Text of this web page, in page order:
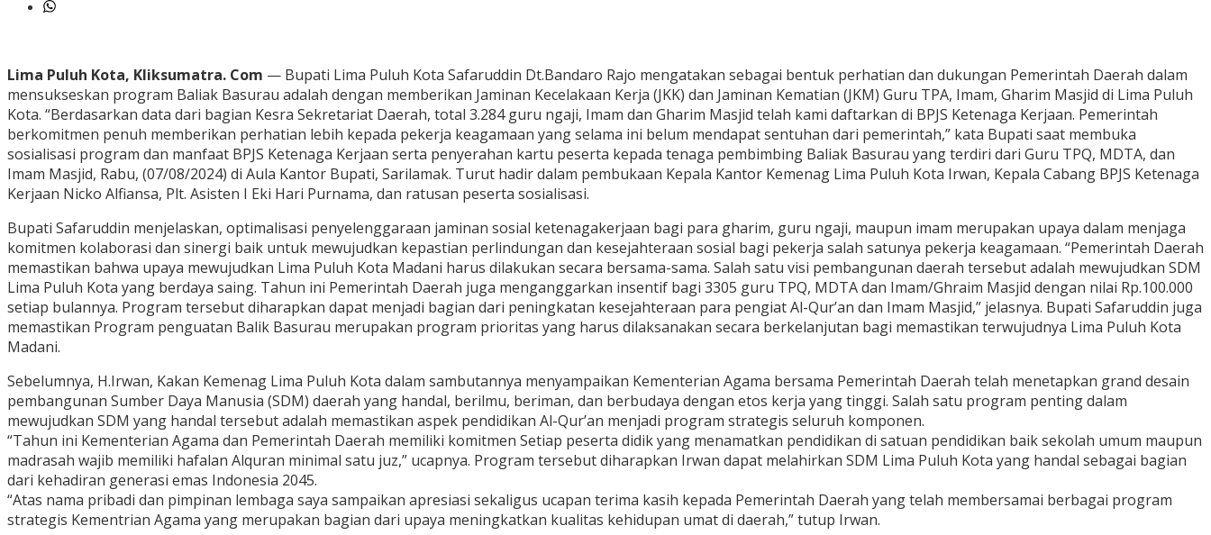
Lima Puluh Kota, Kliksumatra. Com — Bupati Lima Puluh Kota Safaruddin Dt.Bandaro Rajo mengatakan sebagai bentuk perhatian dan dukungan Pemerintah Daerah dalam
mensukseskan program Baliak Basurau adalah dengan memberikan Jaminan Kecelakaan Kerja (JKK) dan Jaminan Kematian (JKM) Guru TPA, Imam, Gharim Masjid di Lima Puluh
Kota. “Berdasarkan data dari bagian Kesra Sekretariat Daerah, total 3.284 guru ngaji, Imam dan Gharim Masjid telah kami daftarkan di BPJS Ketenaga Kerjaan. Pemerintah
berkomitmen penuh memberikan perhatian lebih kepada pekerja keagamaan yang selama ini belum mendapat sentuhan dari pemerintah,” kata Bupati saat membuka
sosialisasi program dan manfaat BPJS Ketenaga Kerjaan serta penyerahan kartu peserta kepada tenaga pembimbing Baliak Basurau yang terdiri dari Guru TPQ, MDTA, dan
Imam Masjid, Rabu, (07/08/2024) di Aula Kantor Bupati, Sarilamak. Turut hadir dalam pembukaan Kepala Kantor Kemenag Lima Puluh Kota Irwan, Kepala Cabang BPJS Ketenaga
Kerjaan Nicko Alfiansa, Plt. Asisten I Eki Hari Purnama, dan ratusan peserta sosialisasi.
Bupati Safaruddin menjelaskan, optimalisasi penyelenggaraan jaminan sosial ketenagakerjaan bagi para gharim, guru ngaji, maupun imam merupakan upaya dalam menjaga
komitmen kolaborasi dan sinergi baik untuk mewujudkan kepastian perlindungan dan kesejahteraan sosial bagi pekerja salah satunya pekerja keagamaan. “Pemerintah Daerah
memastikan bahwa upaya mewujudkan Lima Puluh Kota Madani harus dilakukan secara bersama-sama. Salah satu visi pembangunan daerah tersebut adalah mewujudkan SDM
Lima Puluh Kota yang berdaya saing. Tahun ini Pemerintah Daerah juga menganggarkan insentif bagi 3305 guru TPQ, MDTA dan Imam/Ghraim Masjid dengan nilai Rp.100.000
setiap bulannya. Program tersebut diharapkan dapat menjadi bagian dari peningkatan kesejahteraan para pengiat Al-Qur’an dan Imam Masjid,” jelasnya. Bupati Safaruddin juga
memastikan Program penguatan Balik Basurau merupakan program prioritas yang harus dilaksanakan secara berkelanjutan bagi memastikan terwujudnya Lima Puluh Kota
Madani.
Sebelumnya, H.Irwan, Kakan Kemenag Lima Puluh Kota dalam sambutannya menyampaikan Kementerian Agama bersama Pemerintah Daerah telah menetapkan grand desain
pembangunan Sumber Daya Manusia (SDM) daerah yang handal, berilmu, beriman, dan berbudaya dengan etos kerja yang tinggi. Salah satu program penting dalam
mewujudkan SDM yang handal tersebut adalah memastikan aspek pendidikan Al-Qur’an menjadi program strategis seluruh komponen.
“Tahun ini Kementerian Agama dan Pemerintah Daerah memiliki komitmen Setiap peserta didik yang menamatkan pendidikan di satuan pendidikan baik sekolah umum maupun
madrasah wajib memiliki hafalan Alquran minimal satu juz,” ucapnya. Program tersebut diharapkan Irwan dapat melahirkan SDM Lima Puluh Kota yang handal sebagai bagian
dari kehadiran generasi emas Indonesia 2045.
“Atas nama pribadi dan pimpinan lembaga saya sampaikan apresiasi sekaligus ucapan terima kasih kepada Pemerintah Daerah yang telah membersamai berbagai program
strategis Kementrian Agama yang merupakan bagian dari upaya meningkatkan kualitas kehidupan umat di daerah,” tutup Irwan.